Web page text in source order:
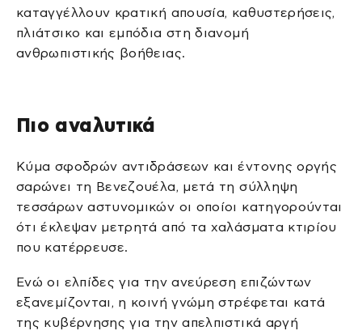
καταγγέλλουν κρατική απουσία, καθυστερήσεις,
πλιάτσικο και εμπόδια στη διανομή
ανθρωπιστικής βοήθειας.
Πιο αναλυτικά
Κύμα σφοδρών αντιδράσεων και έντονης οργής
σαρώνει τη Βενεζουέλα, μετά τη σύλληψη
τεσσάρων αστυνομικών οι οποίοι κατηγορούνται
ότι έκλεψαν μετρητά από τα χαλάσματα κτιρίου
που κατέρρευσε.
Ενώ οι ελπίδες για την ανεύρεση επιζώντων
εξανεμίζονται, η κοινή γνώμη στρέφεται κατά
της κυβέρνησης για την απελπιστικά αργή